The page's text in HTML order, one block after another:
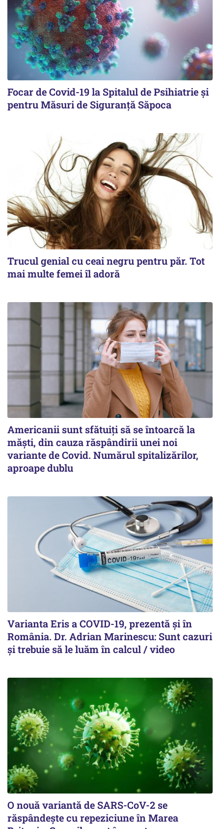
Focar de Covid-19 la Spitalul de Psihiatrie şi
pentru Măsuri de Siguranţă Săpoca
Trucul genial cu ceai negru pentru păr. Tot
mai multe femei îl adoră
Americanii sunt sfătuiți să se întoarcă la
măști, din cauza răspândirii unei noi
variante de Covid. Numărul spitalizărilor,
aproape dublu
Varianta Eris a COVID-19, prezentă și în
România. Dr. Adrian Marinescu: Sunt cazuri
și trebuie să le luăm în calcul / video
O nouă variantă de SARS-CoV-2 se
răspândește cu repeziciune în Marea